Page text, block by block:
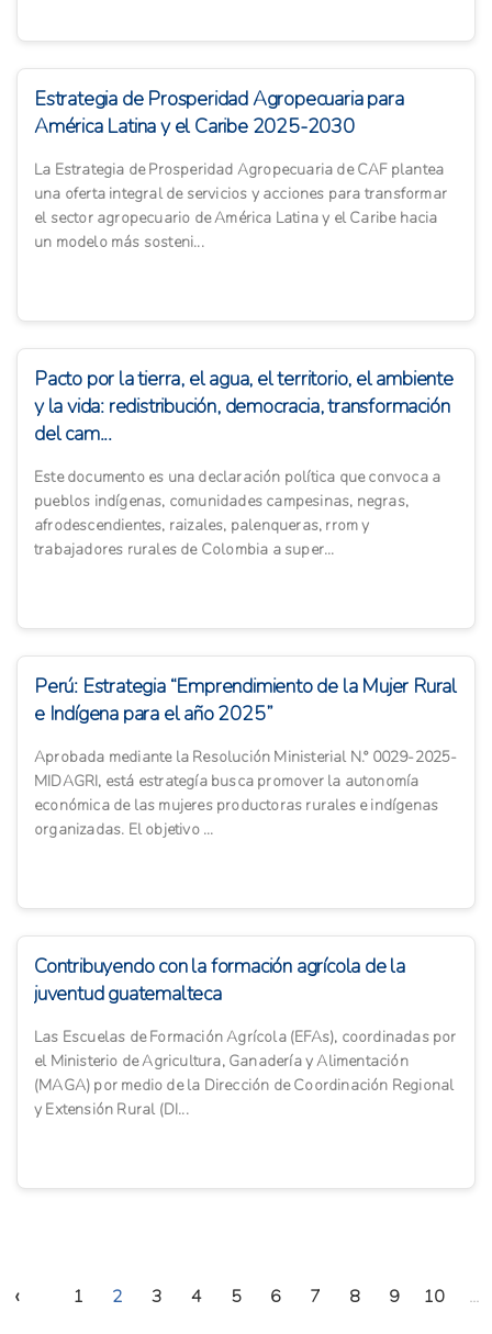
Estrategia de Prosperidad Agropecuaria para
América Latina y el Caribe 2025-2030
La Estrategia de Prosperidad Agropecuaria de CAF plantea
una oferta integral de servicios y acciones para transformar
el sector agropecuario de América Latina y el Caribe hacia
un modelo más sosteni...
Pacto por la tierra, el agua, el territorio, el ambiente
y la vida: redistribución, democracia, transformación
del cam...
Este documento es una declaración política que convoca a
pueblos indígenas, comunidades campesinas, negras,
afrodescendientes, raizales, palenqueras, rrom y
trabajadores rurales de Colombia a super...
Perú: Estrategia “Emprendimiento de la Mujer Rural
e Indígena para el año 2025”
Aprobada mediante la Resolución Ministerial N.° 0029-2025-
MIDAGRI, está estrategía busca promover la autonomía
económica de las mujeres productoras rurales e indígenas
organizadas. El objetivo ...
Contribuyendo con la formación agrícola de la
juventud guatemalteca
Las Escuelas de Formación Agrícola (EFAs), coordinadas por
el Ministerio de Agricultura, Ganadería y Alimentación
(MAGA) por medio de la Dirección de Coordinación Regional
y Extensión Rural (DI...
‹ 1 2 3 4 5 6 7 8 9 10 ...